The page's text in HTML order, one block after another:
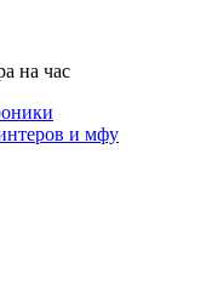
на час
и мфу